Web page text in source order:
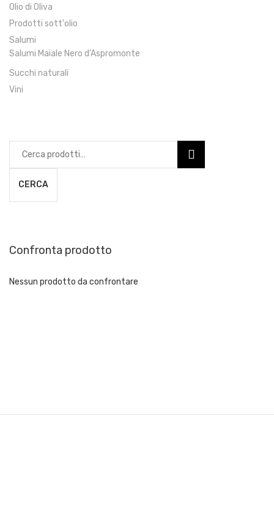
Olio di Oliva
Prodotti sott'olio
Salumi
Salumi Maiale Nero d'Aspromonte
Succhi naturali
Vini
CERCA
Confronta prodotto
Nessun prodotto da confrontare